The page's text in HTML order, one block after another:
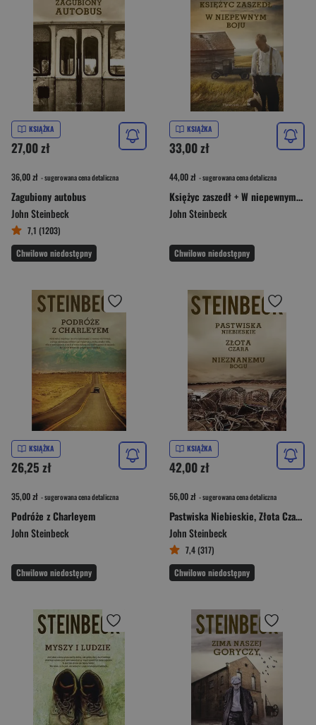
KSIĄŻKA
27,00 zł
36,00 zł - sugerowana cena detaliczna
Zagubiony autobus
John Steinbeck
7,1 (1203)
Chwilowo niedostępny
KSIĄŻKA
33,00 zł
44,00 zł - sugerowana cena detaliczna
Księżyc zaszedł + W niepewnym boju. Pakiet
John Steinbeck
Chwilowo niedostępny
KSIĄŻKA
26,25 zł
35,00 zł - sugerowana cena detaliczna
Podróże z Charleyem
John Steinbeck
Chwilowo niedostępny
KSIĄŻKA
42,00 zł
56,00 zł - sugerowana cena detaliczna
Pastwiska Niebieskie, Złota Czara, Nieznanemu bogu
John Steinbeck
7,4 (317)
Chwilowo niedostępny